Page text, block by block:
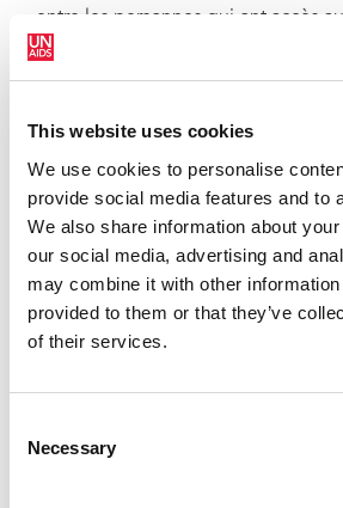
This website uses cookies
We use cookies to personalise
provide social media features and to
We also share information about
our social media, advertising and
may combine it with other information
provided to them or that they’ve
of their services.
Selection
Necessary
entre les personnes qui ont accès
prévention, de traitement, de soins